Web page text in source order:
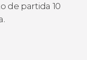
de partida 10